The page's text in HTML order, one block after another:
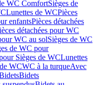
WC ComfortSièges de
Lunettes de WCPièces
enfantsPièces détachées
détachées pour WC
WC au solSièges de WC
de WC pour
Sièges de WCLunettes
WCWC à la turqueAvec
Bidets